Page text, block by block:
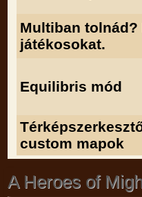
Multiban tolnád?
játékosokat.
Equilibris mód
custom mapok
A Heroes of